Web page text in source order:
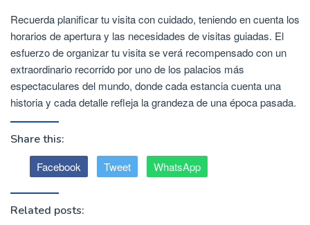
Recuerda planificar tu visita con cuidado, teniendo en cuenta los
horarios de apertura y las necesidades de visitas guiadas. El
esfuerzo de organizar tu visita se verá recompensado con un
extraordinario recorrido por uno de los palacios más
espectaculares del mundo, donde cada estancia cuenta una
historia y cada detalle refleja la grandeza de una época pasada.
Share this:
Facebook Tweet WhatsApp
Related posts: